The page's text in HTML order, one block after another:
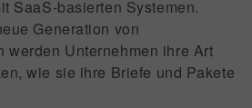
SaaS-basierten Systemen.
Generation von
werden Unternehmen ihre Art
wie sie ihre Briefe und Pakete